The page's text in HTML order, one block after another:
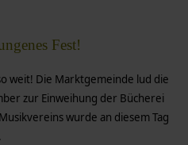
Fest!
weit! Die Marktgemeinde lud die
zur Einweihung der Bücherei
wurde an diesem Tag